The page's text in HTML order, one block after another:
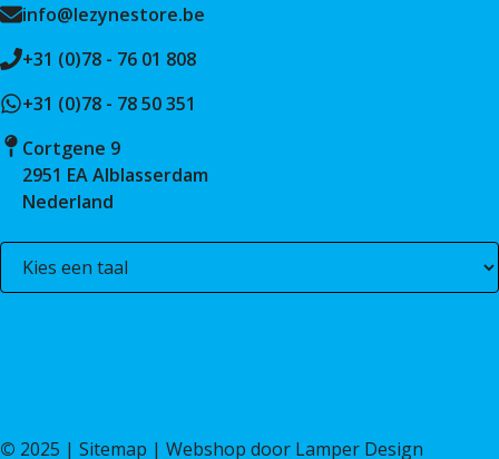
info@lezynestore.be
+31 (0)78 - 76 01 808
+31 (0)78 - 78 50 351
Cortgene 9
2951 EA Alblasserdam
Nederland
© 2025 | Sitemap | Webshop door Lamper Design